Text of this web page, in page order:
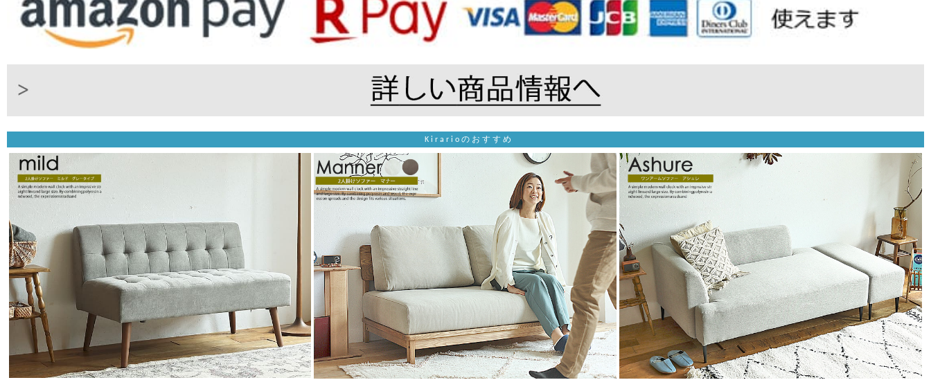
Kirarioのおすすめ